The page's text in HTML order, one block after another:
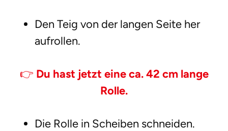
Den Teig von der langen Seite her
aufrollen.
👉 Du hast jetzt eine ca. 42 cm lange
Rolle.
Die Rolle in Scheiben schneiden.